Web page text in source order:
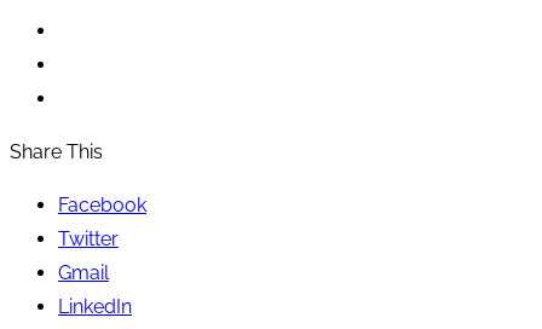
Share This
Facebook
Twitter
Gmail
LinkedIn